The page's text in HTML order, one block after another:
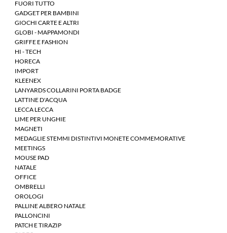
FUORI TUTTO
GADGET PER BAMBINI
GIOCHI CARTE E ALTRI
GLOBI - MAPPAMONDI
GRIFFE E FASHION
HI - TECH
HORECA
IMPORT
KLEENEX
LANYARDS COLLARINI PORTA BADGE
LATTINE D'ACQUA
LECCA LECCA
LIME PER UNGHIE
MAGNETI
MEDAGLIE STEMMI DISTINTIVI MONETE COMMEMORATIVE
MEETINGS
MOUSE PAD
NATALE
OFFICE
OMBRELLI
OROLOGI
PALLINE ALBERO NATALE
PALLONCINI
PATCH E TIRAZIP